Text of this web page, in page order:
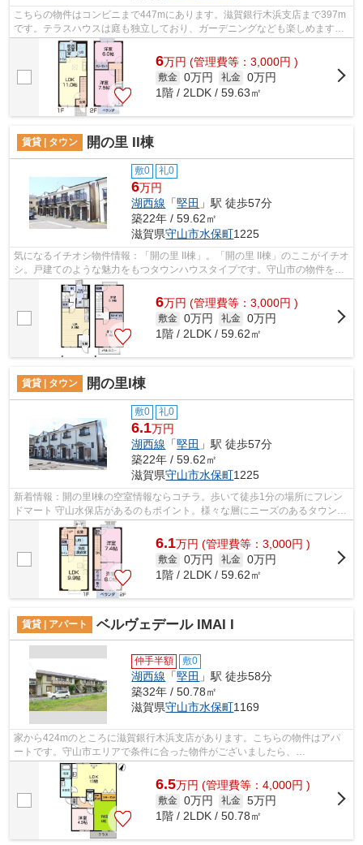
こちらの物件はコンビニまで447mにあります。滋賀銀行木浜支店まで397m
です。テラスハウスは庭も独立しており、ガーデニングなども楽しめます。
ハウスセゾン南草津店でなら、ご希望の...
6万円 (管理費等：3,000円 )
敷金 0万円 礼金 0万円
1階 / 2LDK / 59.63㎡
賃貸 | タウン 開の里 II棟
敷0 礼0
6万円
湖西線 「堅田 」駅 徒歩57分
築22年 / 59.62㎡
滋賀県守山市水保町1225
気になるイチオシ物件情報：「開の里 II棟」。「開の里 II棟」のここがイチオ
シ。戸建てのような魅力をもつタウンハウスタイプです。守山市の物件を探
す場合には、fd@sigasaison.comま...
6万円 (管理費等：3,000円 )
敷金 0万円 礼金 0万円
1階 / 2LDK / 59.62㎡
賃貸 | タウン 開の里I棟
敷0 礼0
6.1万円
湖西線 「堅田 」駅 徒歩57分
築22年 / 59.62㎡
滋賀県守山市水保町1225
新着情報：開の里I棟の空室情報ならコチラ。歩いて徒歩1分の場所にフレン
ドマート 守山水保店があるのもポイント。様々な層にニーズのあるタウンハ
ウスの物件です。ココ守山市で、ハウ...
6.1万円 (管理費等：3,000円 )
敷金 0万円 礼金 0万円
1階 / 2LDK / 59.62㎡
賃貸 | アパート ベルヴェデール IMAI I
仲手半額 敷0
湖西線 「堅田 」駅 徒歩58分
築32年 / 50.78㎡
滋賀県守山市水保町1169
家から424mのところに滋賀銀行木浜支店があります。こちらの物件はアパ
ートです。守山市エリアで条件に合った物件がございましたら、
fd@sigasaison.comか077-569-1410から当社までお問...
6.5万円 (管理費等：4,000円 )
敷金 0万円 礼金 5万円
1階 / 2LDK / 50.78㎡